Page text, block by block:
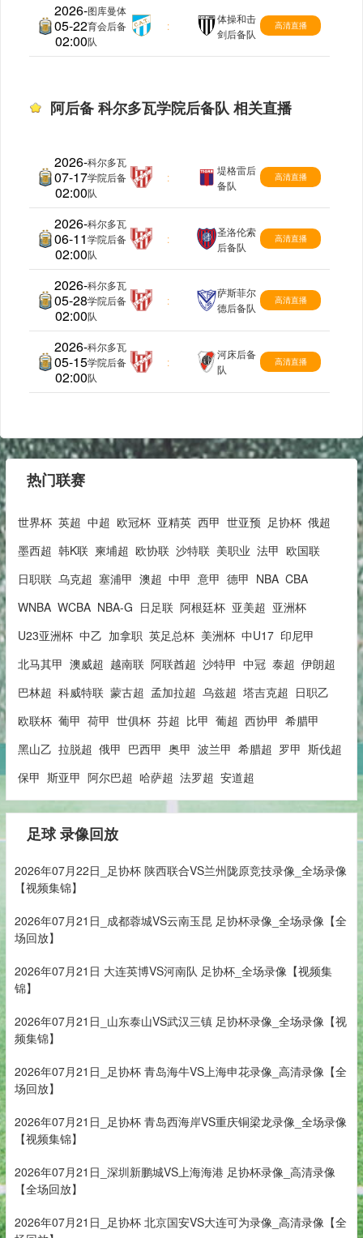
2026-
05-22
02:00
阿后备
图库曼体
育会后备
队
:
体操和击
剑后备队
高清直播
阿后备 科尔多瓦学院后备队 相关直播
2026-
07-17
02:00
阿后备
科尔多瓦
学院后备
队
:
堤格雷后
备队
高清直播
2026-
06-11
02:00
阿后备
科尔多瓦
学院后备
队
:
圣洛伦索
后备队
高清直播
2026-
05-28
02:00
阿后备
科尔多瓦
学院后备
队
:
萨斯菲尔
德后备队
高清直播
2026-
05-15
02:00
阿后备
科尔多瓦
学院后备
队
:
河床后备
队
高清直播
热门联赛
世界杯 英超 中超 欧冠杯 亚精英 西甲 世亚预 足协杯 俄超
墨西超 韩K联 柬埔超 欧协联 沙特联 美职业 法甲 欧国联
日职联 乌克超 塞浦甲 澳超 中甲 意甲 德甲 NBA CBA
WNBA WCBA NBA-G 日足联 阿根廷杯 亚美超 亚洲杯
U23亚洲杯 中乙 加拿职 英足总杯 美洲杯 中U17 印尼甲
北马其甲 澳威超 越南联 阿联酋超 沙特甲 中冠 泰超 伊朗超
巴林超 科威特联 蒙古超 孟加拉超 乌兹超 塔吉克超 日职乙
欧联杯 葡甲 荷甲 世俱杯 芬超 比甲 葡超 西协甲 希腊甲
黑山乙 拉脱超 俄甲 巴西甲 奥甲 波兰甲 希腊超 罗甲 斯伐超
保甲 斯亚甲 阿尔巴超 哈萨超 法罗超 安道超
足球 录像回放
2026年07月22日_足协杯 陕西联合VS兰州陇原竞技录像_全场录像
【视频集锦】
2026年07月21日_成都蓉城VS云南玉昆 足协杯录像_全场录像【全
场回放】
2026年07月21日 大连英博VS河南队 足协杯_全场录像【视频集
锦】
2026年07月21日_山东泰山VS武汉三镇 足协杯录像_全场录像【视
频集锦】
2026年07月21日_足协杯 青岛海牛VS上海申花录像_高清录像【全
场回放】
2026年07月21日_足协杯 青岛西海岸VS重庆铜梁龙录像_全场录像
【视频集锦】
2026年07月21日_深圳新鹏城VS上海海港 足协杯录像_高清录像
【全场回放】
2026年07月21日_足协杯 北京国安VS大连可为录像_高清录像【全